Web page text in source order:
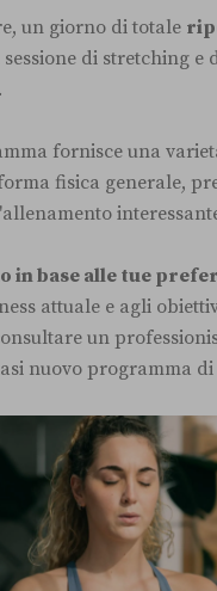
un giorno di totale
di stretching e
fornisce una
fisica generale,
in base alle tue
attuale e agli
un
nuovo programma